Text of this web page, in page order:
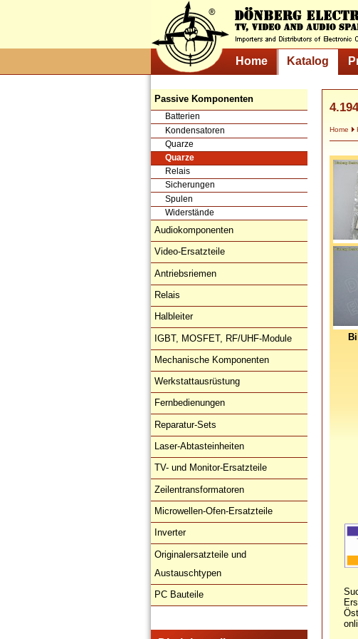
Home Katalog
Passive Komponenten
Batterien
Kondensatoren
Quarze
Quarze
Relais
Sicherungen
Spulen
Widerstände
Audiokomponenten
Video-Ersatzteile
Antriebsriemen
Relais
Halbleiter
IGBT, MOSFET, RF/UHF-Module
Mechanische Komponenten
Werkstattausrüstung
Fernbedienungen
Reparatur-Sets
Laser-Abtasteinheiten
TV- und Monitor-Ersatzteile
Zeilentransformatoren
Microwellen-Ofen-Ersatzteile
Inverter
Originalersatzteile und
Austauschtypen
PC Bauteile
Home